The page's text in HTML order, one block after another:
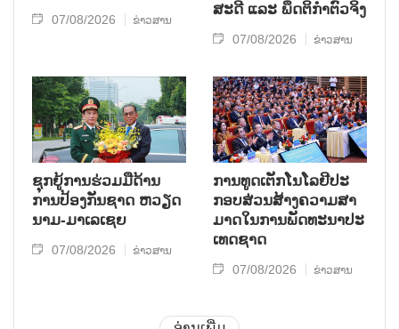
07/08/2026 ຂ່າວສານ
ສະ​ດີ ແລະ ພຶດ​ຕິ​ກຳຕົວ​ຈິງ
07/08/2026 ຂ່າວສານ
ຊຸກ​ຍູ້​ການ​ຮ່ວມ​ມື​ດ້ານ​
ການ​ປ້ອງ​ກັນ​ຊາດ ຫວຽດ​
ນາມ-ມາ​ເລ​ເຊຍ
07/08/2026 ຂ່າວສານ
ການ​ທູດ​ເຕັກ​ໂນ​ໂລ​ຢີ​ປະ​
ກອບ​ສ່ວນ​ສ້າງ​ຄວາມ​ສາ​
ມາດ​ໃນ​ການ​ພັດ​ທະ​ນາ​ປະ​
ເທດ​ຊາດ
07/08/2026 ຂ່າວສານ